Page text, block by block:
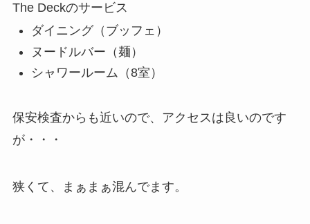
The Deckのサービス
ダイニング（ブッフェ）
ヌードルバー（麺）
シャワールーム（8室）
保安検査からも近いので、アクセスは良いのです
が・・・
狭くて、まぁまぁ混んでます。